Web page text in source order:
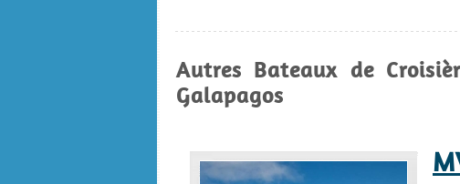
Autres Bateaux de
Galapagos